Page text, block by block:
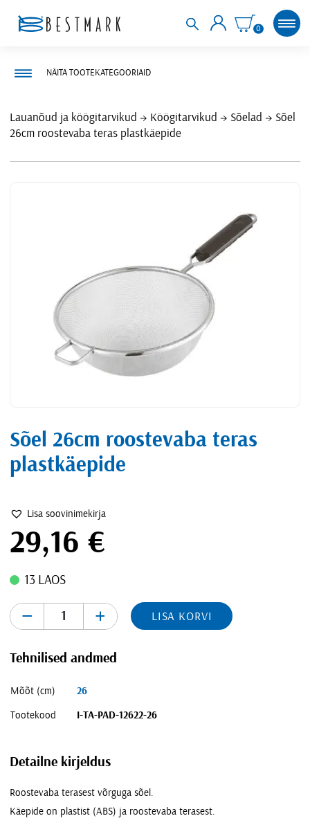
0
Lauanõud ja köögitarvikud Köögitarvikud Sõelad
Sõel
26cm roostevaba teras plastkäepide
Sõel 26cm roostevaba teras
plastkäepide
Lisa soovinimekirja
29,16 €
13 LAOS
- + LISA KORVI
Tehnilised andmed
Mõõt (cm) 26
Tootekood I-TA-PAD-12622-26
Detailne kirjeldus
Roostevaba terasest võrguga sõel.
Käepide on plastist (ABS) ja roostevaba terasest.
NÄITA TOOTEKATEGOORIAID